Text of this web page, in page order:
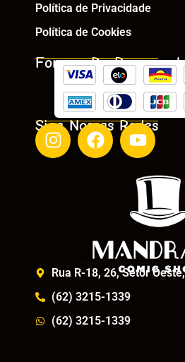
Política de Privacidade
Política de Cookies
Formas De
Siga Nossas Redes
Rua R-18, 26, Setor
(62) 3215-1339
(62) 3215-1339